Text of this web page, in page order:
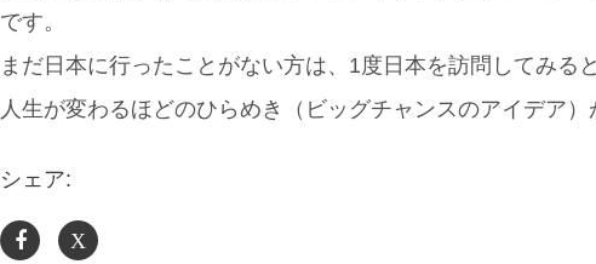
です。
まだ日本に行ったことがない方は、1度日本を訪問してみる
人生が変わるほどのひらめき（ビッグチャンスのアイデア）
シェア:
X